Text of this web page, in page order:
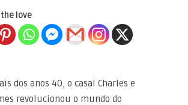
love
dos anos 40, o casal Charles e
revolucionou o mundo do